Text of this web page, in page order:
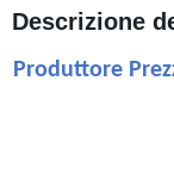
Descrizione
Produttore